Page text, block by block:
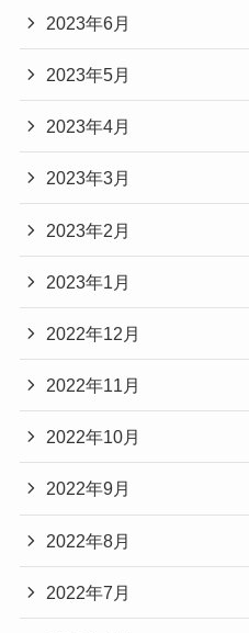
2023年6月
2023年5月
2023年4月
2023年3月
2023年2月
2023年1月
2022年12月
2022年11月
2022年10月
2022年9月
2022年8月
2022年7月